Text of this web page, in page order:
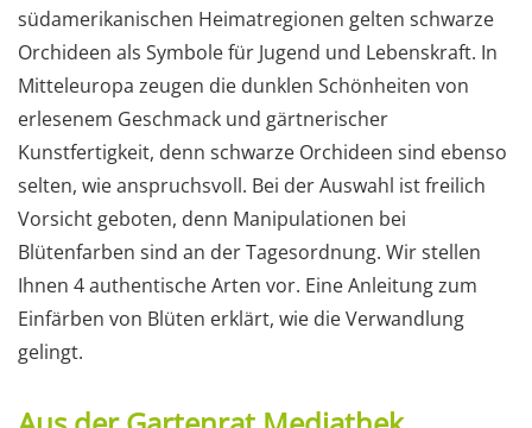
südamerikanischen Heimatregionen gelten schwarze
Orchideen als Symbole für Jugend und Lebenskraft. In
Mitteleuropa zeugen die dunklen Schönheiten von
erlesenem Geschmack und gärtnerischer
Kunstfertigkeit, denn schwarze Orchideen sind ebenso
selten, wie anspruchsvoll. Bei der Auswahl ist freilich
Vorsicht geboten, denn Manipulationen bei
Blütenfarben sind an der Tagesordnung. Wir stellen
Ihnen 4 authentische Arten vor. Eine Anleitung zum
Einfärben von Blüten erklärt, wie die Verwandlung
gelingt.